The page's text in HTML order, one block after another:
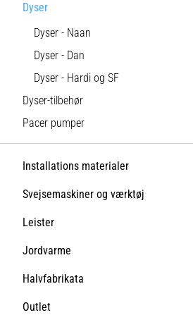
Dyser
Dyser - Naan
Dyser - Dan
Dyser - Hardi og SF
Dyser-tilbehør
Pacer pumper
Installations materialer
Svejsemaskiner og værktøj
Leister
Jordvarme
Halvfabrikata
Outlet